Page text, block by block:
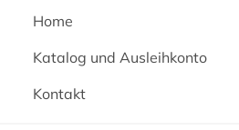
Home
Katalog und Ausleihkonto
Kontakt